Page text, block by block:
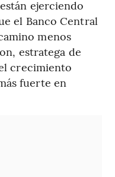
ejerciendo
el Banco Central
menos
estratega de
crecimiento
fuerte en